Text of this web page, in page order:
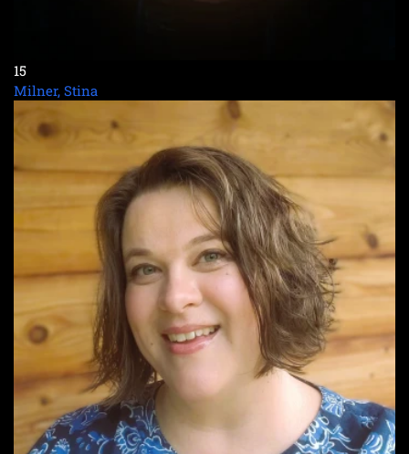
15
Milner, Stina